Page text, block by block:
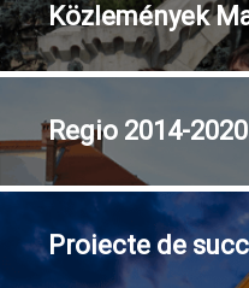
Közlemények
Regio 2014-2020
Proiecte de